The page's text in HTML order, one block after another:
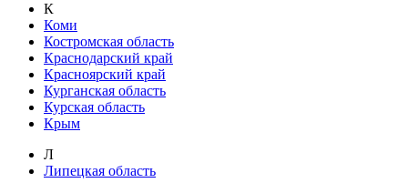
К
Коми
Костромская область
Краснодарский край
Красноярский край
Курганская область
Курская область
Крым
Л
Липецкая область